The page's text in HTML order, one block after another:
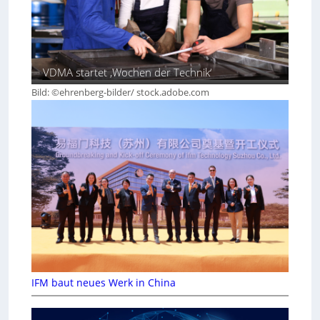
VDMA startet ‚Wochen der Technik‘
Bild: ©ehrenberg-bilder/ stock.adobe.com
IFM baut neues Werk in China